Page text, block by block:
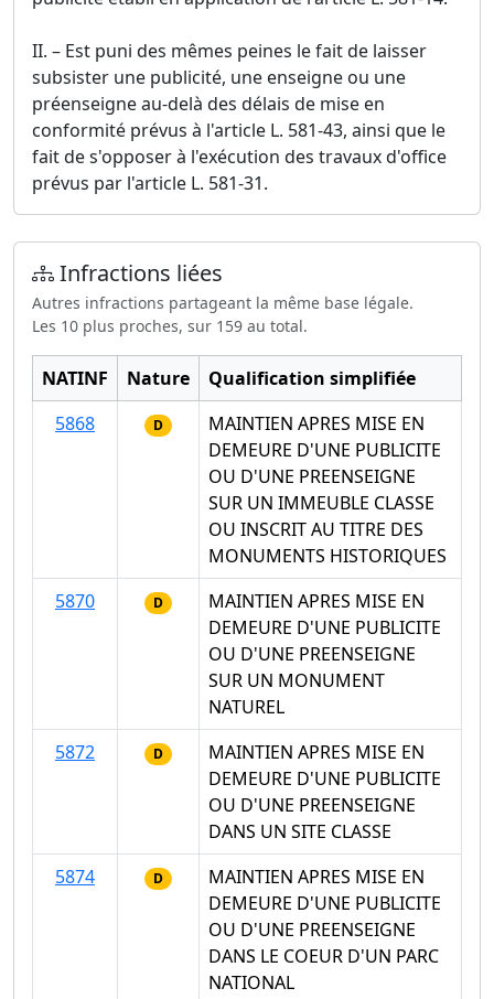
II. – Est puni des mêmes peines le fait de laisser
subsister une publicité, une enseigne ou une
préenseigne au-delà des délais de mise en
conformité prévus à l'article L. 581-43, ainsi que le
fait de s'opposer à l'exécution des travaux d'office
prévus par l'article L. 581-31.
Infractions liées
Autres infractions partageant la même base légale.
Les 10 plus proches, sur 159 au total.
NATINF Nature
Qualification simplifiée
5868
D
MAINTIEN APRES MISE EN
DEMEURE D'UNE PUBLICITE
OU D'UNE PREENSEIGNE
SUR UN IMMEUBLE CLASSE
OU INSCRIT AU TITRE DES
MONUMENTS HISTORIQUES
5870
D
MAINTIEN APRES MISE EN
DEMEURE D'UNE PUBLICITE
OU D'UNE PREENSEIGNE
SUR UN MONUMENT
NATUREL
5872
D
MAINTIEN APRES MISE EN
DEMEURE D'UNE PUBLICITE
OU D'UNE PREENSEIGNE
DANS UN SITE CLASSE
5874
D
MAINTIEN APRES MISE EN
DEMEURE D'UNE PUBLICITE
OU D'UNE PREENSEIGNE
DANS LE COEUR D'UN PARC
NATIONAL